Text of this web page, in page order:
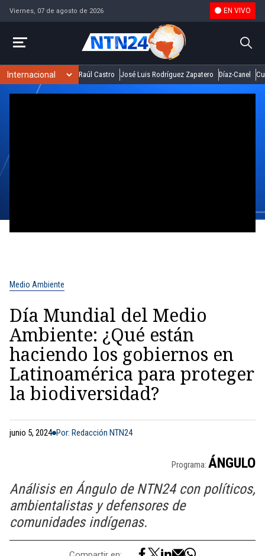
Viernes, 07 de agosto de 2026 EN VIVO
Raúl Castro José Luis Rodríguez Zapatero Díaz-Canel
Medio Ambiente
Día Mundial del Medio
Ambiente: ¿Qué están
haciendo los gobiernos en
Latinoamérica para proteger
la biodiversidad?
junio 5, 2024 Por: Redacción NTN24
Programa: ÁNGULO
Análisis en Ángulo de NTN24 con políticos,
ambientalistas y defensores de
comunidades indígenas.